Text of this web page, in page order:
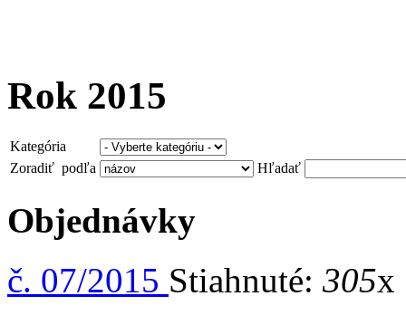
Rok 2015
Kategória
Zoradiť podľa
Hľadať
Objednávky
č. 07/2015 Stiahnuté: 305x